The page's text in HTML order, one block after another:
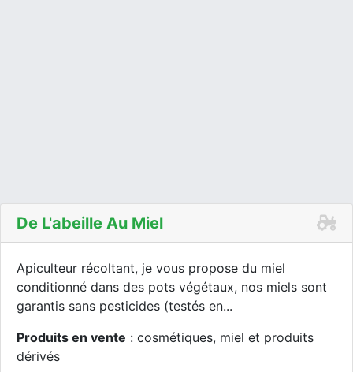
De L'abeille Au Miel
Apiculteur récoltant, je vous propose du miel
conditionné dans des pots végétaux, nos miels sont
garantis sans pesticides (testés en...
Produits en vente : cosmétiques, miel et produits
dérivés